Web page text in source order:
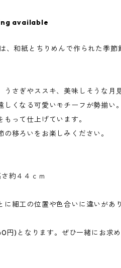
available
、和紙とちりめんで作られた季節
うさぎやススキ、美味しそうな月
くなる可愛いモチーフが勢揃い。
って仕上げています。
移ろいをお楽しみください。
約４４ｃｍ
細工の位置や色合いに違いがあ
)となります。ぜひ一緒にお求め